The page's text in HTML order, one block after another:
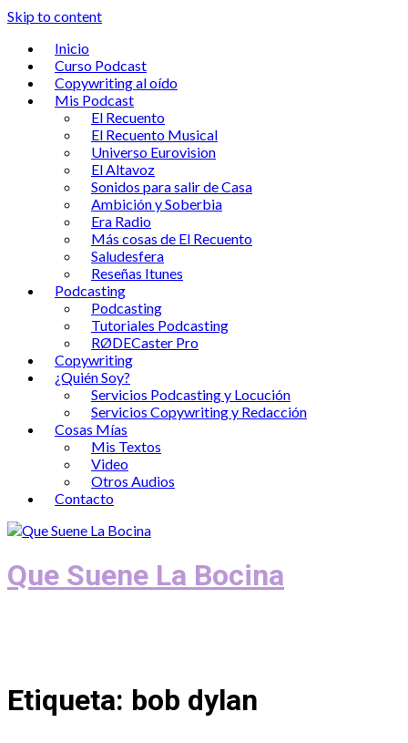
Skip to content
Inicio
Curso Podcast
Copywriting al oído
Mis Podcast
El Recuento
El Recuento Musical
Universo Eurovision
El Altavoz
Sonidos para salir de Casa
Ambición y Soberbia
Era Radio
Más cosas de El Recuento
Saludesfera
Reseñas Itunes
Podcasting
Podcasting
Tutoriales Podcasting
RØDECaster Pro
Copywriting
¿Quién Soy?
Servicios Podcasting y Locución
Servicios Copywriting y Redacción
Cosas Mías
Mis Textos
Video
Otros Audios
Contacto
Que Suene La Bocina
Etiqueta: bob dylan